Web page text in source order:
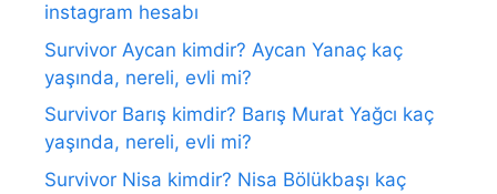
instagram hesabı
Survivor Aycan kimdir? Aycan Yanaç kaç
yaşında, nereli, evli mi?
Survivor Barış kimdir? Barış Murat Yağcı kaç
yaşında, nereli, evli mi?
Survivor Nisa kimdir? Nisa Bölükbaşı kaç